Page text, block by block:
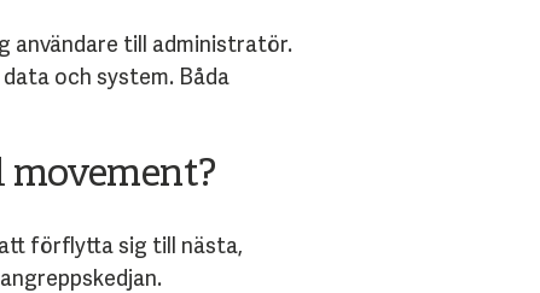
användare till administratör.
och system. Båda
förflytta sig till nästa,